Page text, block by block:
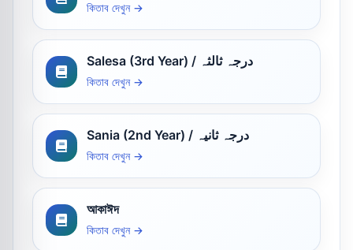
কিতাব দেখুন →
Salesa (3rd Year) / درجہ ثالثہ
কিতাব দেখুন →
Sania (2nd Year) / درجہ ثانیہ
কিতাব দেখুন →
আকাঈদ
কিতাব দেখুন →